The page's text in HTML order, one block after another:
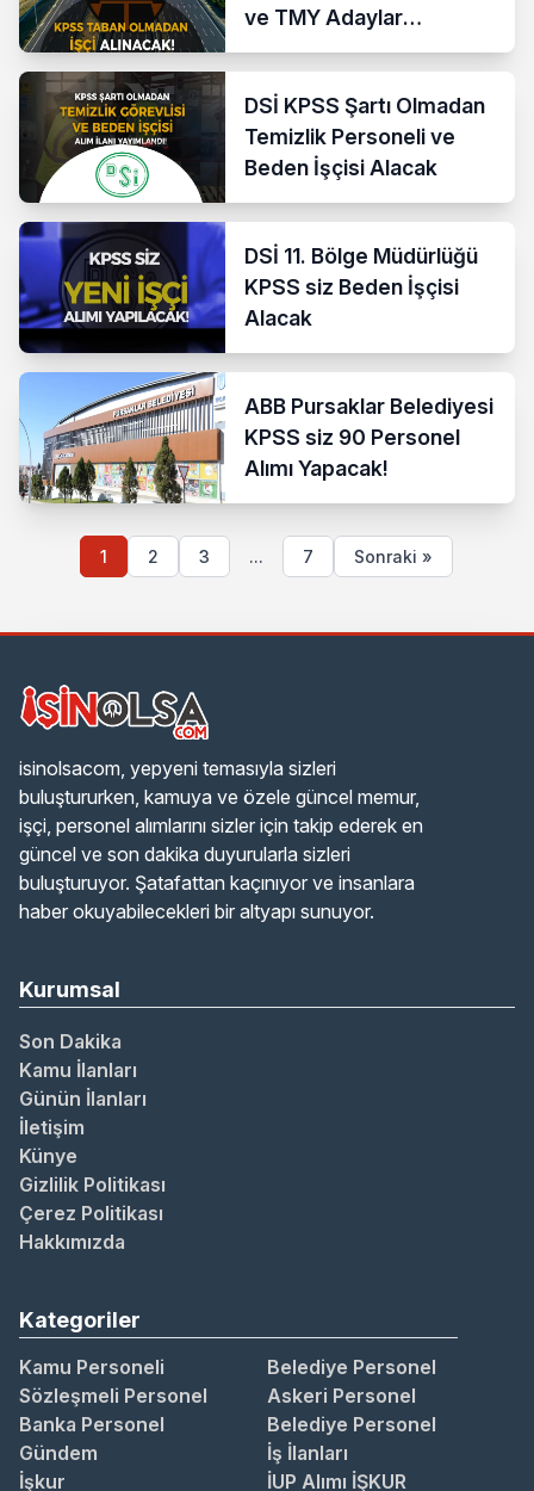
ve TMY Adaylar
Arasından Personel Alımı
DSİ KPSS Şartı Olmadan
Temizlik Personeli ve
Beden İşçisi Alacak
DSİ 11. Bölge Müdürlüğü
KPSS siz Beden İşçisi
Alacak
ABB Pursaklar Belediyesi
KPSS siz 90 Personel
Alımı Yapacak!
1 2 3 ... 7 Sonraki »
isinolsacom, yepyeni temasıyla sizleri
buluştururken, kamuya ve özele güncel memur,
işçi, personel alımlarını sizler için takip ederek en
güncel ve son dakika duyurularla sizleri
buluşturuyor. Şatafattan kaçınıyor ve insanlara
haber okuyabilecekleri bir altyapı sunuyor.
Kurumsal
Son Dakika
Kamu İlanları
Günün İlanları
İletişim
Künye
Gizlilik Politikası
Çerez Politikası
Hakkımızda
Kategoriler
Kamu Personeli
Belediye Personel
Sözleşmeli Personel
Askeri Personel
Banka Personel
Belediye Personel
Gündem
İş İlanları
İşkur
İUP Alımı İŞKUR